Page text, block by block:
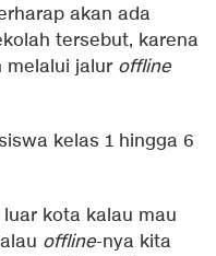
akan ada
tersebut, karena
melalui jalur offline
kelas 1 hingga 6
kota kalau mau
offline-nya kita